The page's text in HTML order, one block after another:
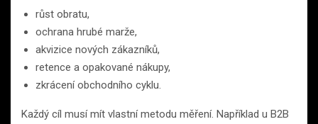
růst obratu,
ochrana hrubé marže,
akvizice nových zákazníků,
retence a opakované nákupy,
zkrácení obchodního cyklu.
Každý cíl musí mít vlastní metodu měření. Například u B2B